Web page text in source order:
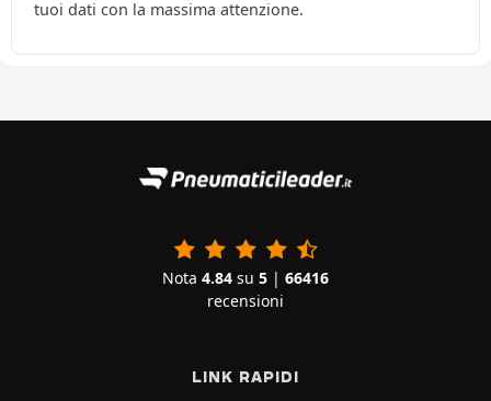
tuoi dati con la massima attenzione.
Nota 4.84 su 5 | 66416
recensioni
LINK RAPIDI